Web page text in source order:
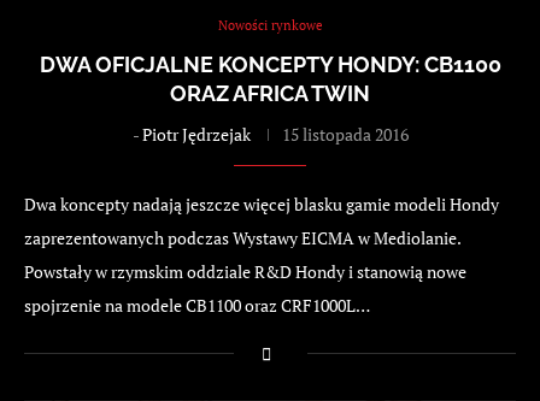
Nowości rynkowe
DWA OFICJALNE KONCEPTY HONDY: CB1100
ORAZ AFRICA TWIN
-Piotr Jędrzejak 15 listopada 2016
Dwa koncepty nadają jeszcze więcej blasku gamie modeli Hondy
zaprezentowanych podczas Wystawy EICMA w Mediolanie.
Powstały w rzymskim oddziale R&D Hondy i stanowią nowe
spojrzenie na modele CB1100 oraz CRF1000L…